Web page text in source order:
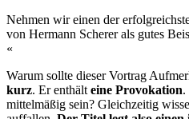
Nehmen wir einen der
von Hermann Scherer als gutes
«
Warum sollte dieser Vortrag
kurz. Er enthält eine Provokation.
mittelmäßig sein? Gleichzeitig